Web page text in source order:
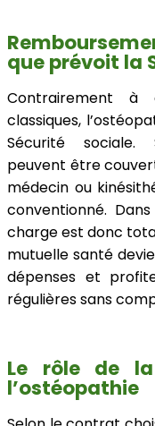
que prévoit la
Contrairement à
classiques,
Sécurité sociale.
peuvent être
médecin ou
conventionné.
charge est donc
mutuelle santé
dépenses et
régulières sans
Le rôle de
l’ostéopathie